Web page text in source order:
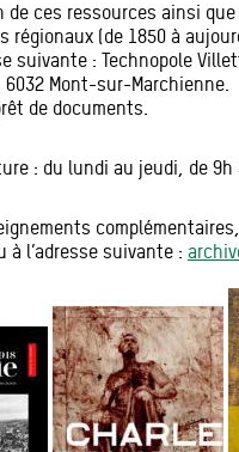
ces ressources ainsi
régionaux (de 1850 à
suivante : Technopole
6032 Mont-sur-Marchienne.
de documents.
: du lundi au jeudi, de
à l’adresse suivante :